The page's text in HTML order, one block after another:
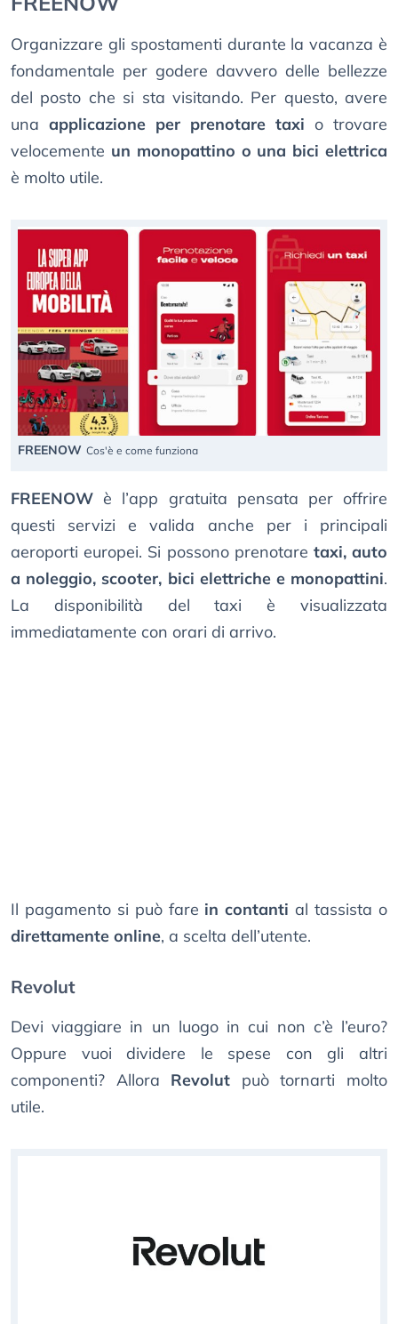
Organizzare gli spostamenti durante la vacanza è
fondamentale per godere davvero delle bellezze
del posto che si sta visitando. Per questo, avere
una applicazione per prenotare taxi o trovare
velocemente un monopattino o una bici elettrica
è molto utile.
FREENOW Cos'è e come funziona
FREENOW è l’app gratuita pensata per offrire
questi servizi e valida anche per i principali
aeroporti europei. Si possono prenotare taxi, auto
a noleggio, scooter, bici elettriche e monopattini.
La disponibilità del taxi è visualizzata
immediatamente con orari di arrivo.
Il pagamento si può fare in contanti al tassista o
direttamente online, a scelta dell’utente.
Revolut
Devi viaggiare in un luogo in cui non c’è l’euro?
Oppure vuoi dividere le spese con gli altri
componenti? Allora Revolut può tornarti molto
utile.